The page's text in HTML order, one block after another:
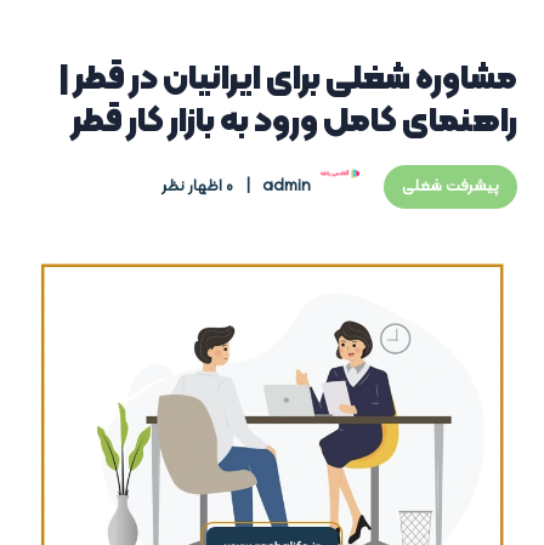
مشاوره شغلی برای ایرانیان در قطر |
راهنمای کامل ورود به بازار کار قطر
پیشرفت شغلی admin 0 اظهار نظر